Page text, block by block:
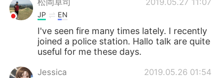
JP EN
I've seen fire many times lately. I recently
joined a police station. Hallo talk are quite
useful for me these days.
Jessica 2019.05.26 01:54